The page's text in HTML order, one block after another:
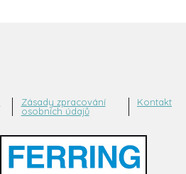
Zásady zpracování
osobních údajů
Kontakt